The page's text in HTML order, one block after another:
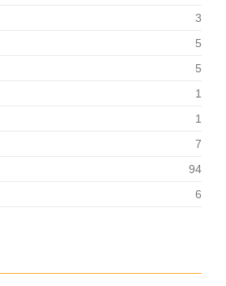
3
5
5
1
1
7
94
6